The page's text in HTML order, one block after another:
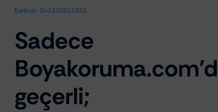
Barkod : 041120251822
Sadece
geçerli;